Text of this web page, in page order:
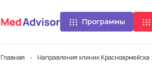
Программы
Главная Направления клиник Красноармейска